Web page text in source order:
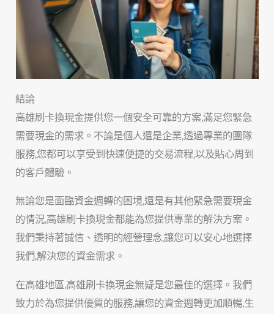
結論
高雄刷卡換現金提供您一個安全可靠的方案,滿足您緊急
需要現金的需求。不論是個人還是企業,透過專業的團隊
服務,您都可以享受到快速便捷的交易流程,以及貼心周到
的客戶體驗。
無論您是面臨資金週轉的困境,還是有其他緊急需要現金
的情況,高雄刷卡換現金都能為您提供專業的解決方案。
我們秉持著誠信、透明的經營理念,讓您可以安心地選擇
我們,解決您的資金需求。
在高雄地區,高雄刷卡換現金無疑是您最佳的選擇。我們
致力於為您提供優質的服務,讓您的資金週轉更加順暢,生